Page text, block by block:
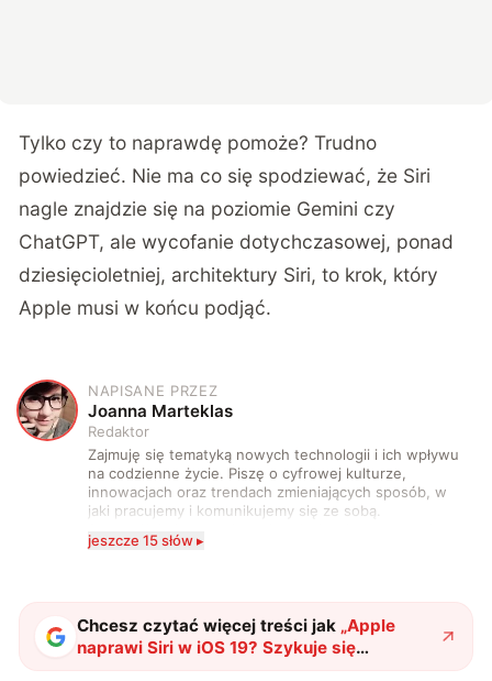
Tylko czy to naprawdę pomoże? Trudno
powiedzieć. Nie ma co się spodziewać, że Siri
nagle znajdzie się na poziomie Gemini czy
ChatGPT, ale wycofanie dotychczasowej, ponad
dziesięcioletniej, architektury Siri, to krok, który
Apple musi w końcu podjąć.
J
NAPISANE PRZEZ
Joanna Marteklas
Redaktor
Zajmuję się tematyką nowych technologii i ich wpływu
na codzienne życie. Piszę o cyfrowej kulturze,
innowacjach oraz trendach zmieniających sposób, w
jaki pracujemy i komunikujemy się ze sobą.
Szczególnie interesuje mnie relacja między rozwojem
technologii a współczesną popkulturą. W wolnych
jeszcze 15 słów ▸
Chcesz czytać więcej treści jak „Apple
naprawi Siri w iOS 19? Szykuje się
gruntowna przebudowa"?